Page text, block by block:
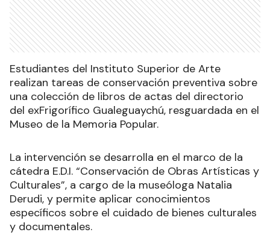
Estudiantes del Instituto Superior de Arte
realizan tareas de conservación preventiva sobre
una colección de libros de actas del directorio
del exFrigorífico Gualeguaychú, resguardada en el
Museo de la Memoria Popular.
La intervención se desarrolla en el marco de la
cátedra E.D.I. “Conservación de Obras Artísticas y
Culturales”, a cargo de la museóloga Natalia
Derudi, y permite aplicar conocimientos
específicos sobre el cuidado de bienes culturales
y documentales.